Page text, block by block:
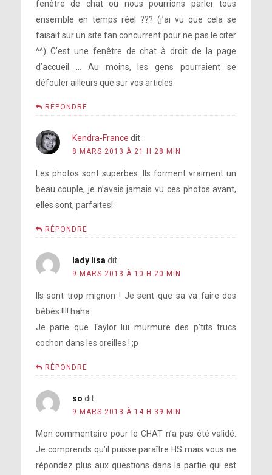
fenêtre de chat ou nous pourrions parler tous
ensemble en temps réel ??? (j’ai vu que cela se
faisait sur un site fan concurrent pour ne pas le citer
^^) C’est une fenêtre de chat à droit de la page
d’accueil … Au moins, les gens pourraient se
défouler ailleurs que sur vos articles
RÉPONDRE
Kendra-France dit :
8 MARS 2013 À 21 H 28 MIN
Les photos sont superbes. Ils forment vraiment un
beau couple, je n’avais jamais vu ces photos avant,
elles sont, parfaites!
RÉPONDRE
lady lisa dit :
9 MARS 2013 À 10 H 20 MIN
Ils sont trop mignon ! Je sent que sa va faire des
bébés !!!! haha
Je parie que Taylor lui murmure des p’tits trucs
cochon dans les oreilles ! ;p
RÉPONDRE
so dit :
9 MARS 2013 À 14 H 39 MIN
Mon commentaire pour le CHAT n’a pas été validé.
Je comprends qu’il puisse paraître HS mais vous ne
répondez plus aux questions dans la partie qui est